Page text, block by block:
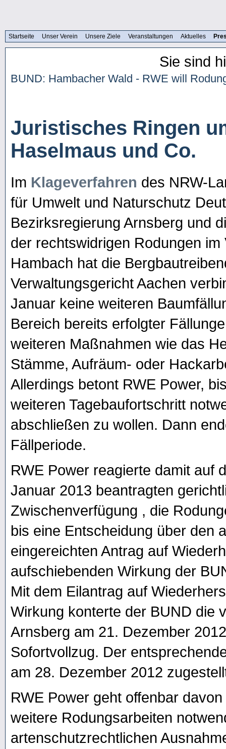
Startseite Unser Verein Unsere Ziele Veranstaltungen Aktuelles
Sie sind
BUND: Hambacher Wald - RWE will
Juristisches Ringen
Haselmaus und Co.
Im Klageverfahren des NRW-
für Umwelt und Naturschutz
Bezirksregierung Arnsberg und
der rechtswidrigen Rodungen im
Hambach hat die
Verwaltungsgericht Aachen
Januar keine weiteren
Bereich bereits erfolgter
weiteren Maßnahmen wie das
Stämme, Aufräum- oder
Allerdings betont RWE Power,
weiteren Tagebaufortschritt
abschließen zu wollen. Dann
Fällperiode.
RWE Power reagierte damit auf
Januar 2013 beantragten
Zwischenverfügung , die
bis eine Entscheidung über den
eingereichten Antrag auf
aufschiebenden Wirkung der
Mit dem Eilantrag auf
Wirkung konterte der BUND die
Arnsberg am 21. Dezember
Sofortvollzug. Der
am 28. Dezember 2012
RWE Power geht offenbar
weitere Rodungsarbeiten
artenschutzrechtlichen